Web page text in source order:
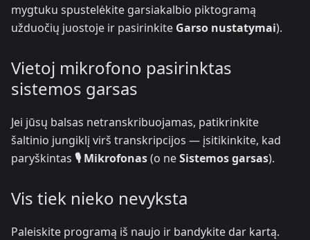
mygtuku spustelėkite garsiakalbio piktogramą
užduočių juostoje ir pasirinkite Garso nustatymai).
Vietoj mikrofono pasirinktas
sistemos garsas
Jei jūsų balsas netranskribuojamas, patikrinkite
šaltinio jungiklį virš transkripcijos — įsitikinkite, kad
paryškintas 🎙️ Mikrofonas(o neSistemos garsas).
Vis tiek nieko nevyksta
Paleiskite programą iš naujo ir bandykite dar kartą.